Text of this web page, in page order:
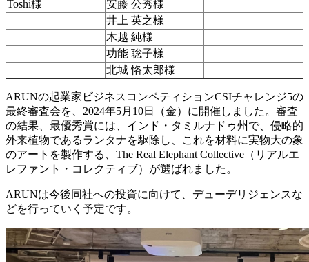
Toshi様
安藤 公秀様
井上 英之様
木越 純様
功能 聡子様
北城 恪太郎様
ARUNの起業家ビジネスコンペティションCSIチャレンジ5の
最終審査会を、2024年5月10日（金）に開催しました。審査
の結果、最優秀賞には、インド・タミルナドゥ州で、侵略的
外来植物であるランタナを駆除し、これを材料に実物大の象
のアートを製作する、The Real Elephant Collective（リアルエ
レファント・コレクティブ）が選ばれました。
ARUNは今後同社への投資に向けて、デューデリジェンスな
どを行っていく予定です。